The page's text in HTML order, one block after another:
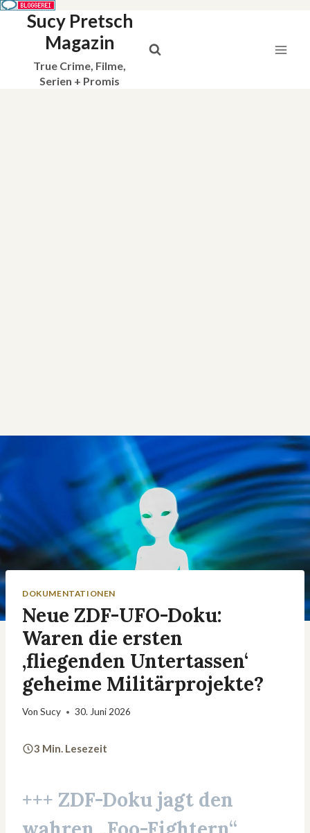
Sucy Pretsch
Magazin
True Crime, Filme,
Serien + Promis
DOKUMENTATIONEN
Neue ZDF-UFO-Doku:
Waren die ersten
‚fliegenden Untertassen‘
geheime Militärprojekte?
Von Sucy 30. Juni 2026
3 Min. Lesezeit
+++ ZDF-Dokujagt den